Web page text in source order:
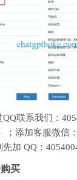
联系我们：
；添加客服微信
加 QQ：
买